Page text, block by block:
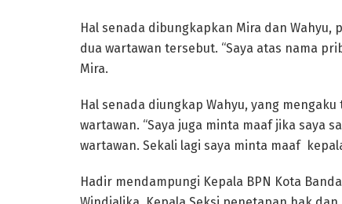
Hal senada dibungkapkan Mira dan
dua wartawan tersebut. “Saya atas nama
Mira.
Hal senada diungkap Wahyu, yang
wartawan. “Saya juga minta maaf jika saya
wartawan. Sekali lagi saya minta maaf
Hadir mendampungi Kepala BPN Kota